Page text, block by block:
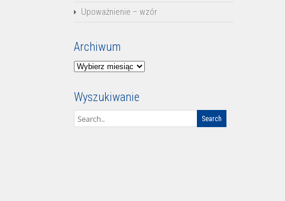
Upoważnienie – wzór
Archiwum
Archiwum
Wyszukiwanie